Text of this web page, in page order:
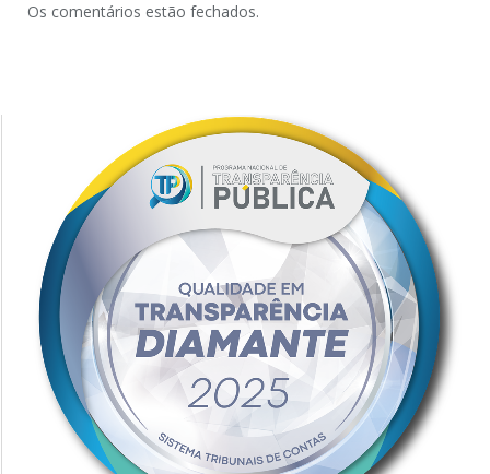
Os comentários estão fechados.